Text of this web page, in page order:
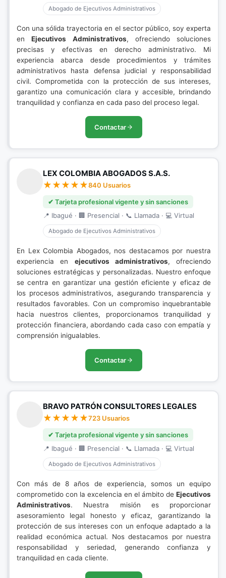
Abogado de Ejecutivos Administrativos
Con una sólida trayectoria en el sector público, soy experta
enEjecutivos Administrativos, ofreciendo soluciones
precisas y efectivas en derecho administrativo. Mi
experiencia abarca desde procedimientos y trámites
administrativos hasta defensa judicial y responsabilidad
civil. Comprometida con la protección de sus intereses,
garantizo una comunicación clara y accesible, brindando
tranquilidad y confianza en cada paso del proceso legal.
Contactar
LEX COLOMBIA ABOGADOS S.A.S.
840 Usuarios
✔ Tarjeta profesional vigente y sin sanciones
📍 Ibagué · 🏢 Presencial · 📞 Llamada · 💻 Virtual
Abogado de Ejecutivos Administrativos
En Lex Colombia Abogados, nos destacamos por nuestra
experiencia en ejecutivos administrativos, ofreciendo
soluciones estratégicas y personalizadas. Nuestro enfoque
se centra en garantizar una gestión eficiente y eficaz de
los procesos administrativos, asegurando transparencia y
resultados favorables. Con un compromiso inquebrantable
hacia nuestros clientes, proporcionamos tranquilidad y
protección financiera, abordando cada caso con empatía y
comprensión inigualables.
Contactar
BRAVO PATRÓN CONSULTORES LEGALES
723 Usuarios
✔ Tarjeta profesional vigente y sin sanciones
📍 Ibagué · 🏢 Presencial · 📞 Llamada · 💻 Virtual
Abogado de Ejecutivos Administrativos
Con más de 8 años de experiencia, somos un equipo
comprometido con la excelencia en el ámbito de Ejecutivos
Administrativos. Nuestra misión es proporcionar
asesoramiento legal honesto y eficaz, garantizando la
protección de sus intereses con un enfoque adaptado a la
realidad económica actual. Nos destacamos por nuestra
responsabilidad y seriedad, generando confianza y
tranquilidad en cada cliente.